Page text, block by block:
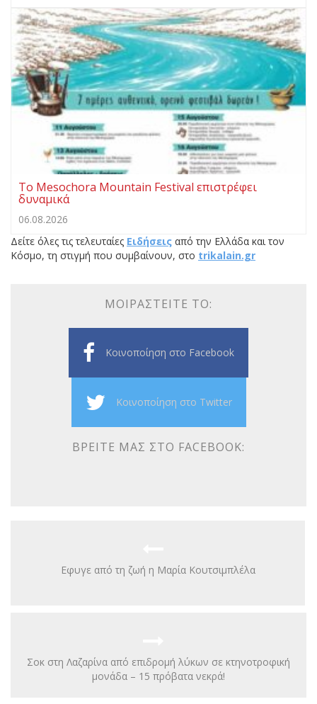
Το Mesochora Mountain Festival επιστρέφει
δυναμικά
06.08.2026
Δείτε όλες τις τελευταίες Ειδήσεις από την Ελλάδα και τον
Κόσμο, τη στιγμή που συμβαίνουν, στο trikalain.gr
ΜΟΙΡΑΣΤΕΊΤΕ ΤΟ:
Κοινοποίηση στο Facebook
Κοινοποίηση στο Twitter
ΒΡΕΊΤΕ ΜΑΣ ΣΤΟ FACEBOOK:
Eφυγε από τη ζωή η Μαρία Κουτσιμπλέλα
Σοκ στη Λαζαρίνα από επιδρομή λύκων σε κτηνοτροφική
μονάδα – 15 πρόβατα νεκρά!